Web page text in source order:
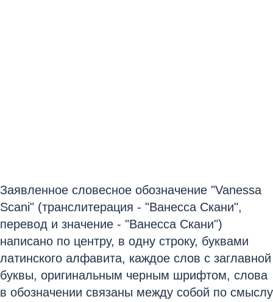
Заявленное словесное обозначение "Vanessa
Scani" (транслитерация - "Ванесса Скани",
перевод и значение - "Ванесса Скани")
написано по центру, в одну строку, буквами
латинского алфавита, каждое слов с заглавной
буквы, оригинальным черным шрифтом, слова
в обозначении связаны между собой по смыслу